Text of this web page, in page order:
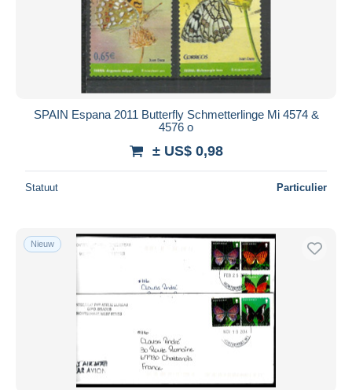
SPAIN Espana 2011 Butterfly Schmetterlinge Mi 4574 &
4576 o
± US$ 0,98
Statuut Particulier
Nieuw